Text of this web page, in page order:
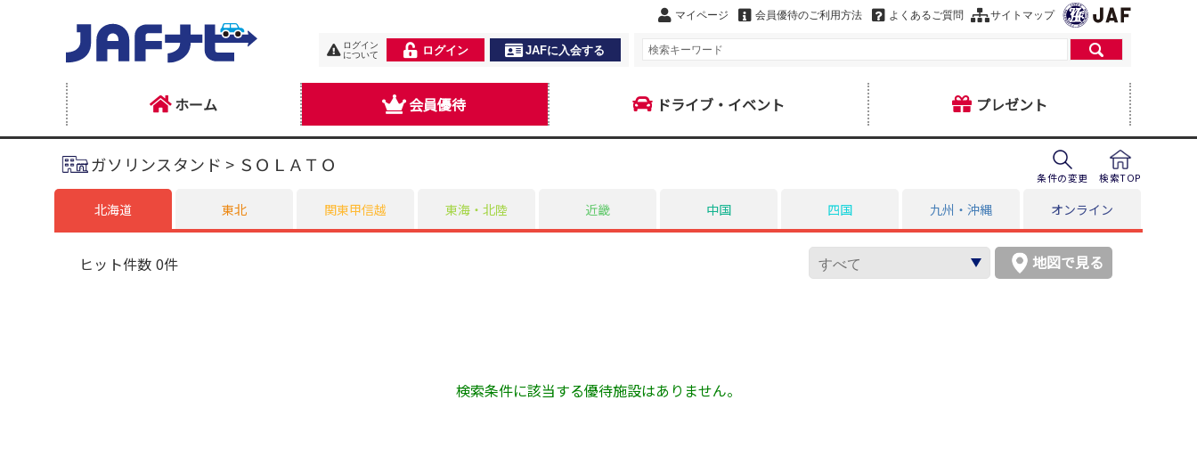
マイページ 会員優待のご利用方法 よくあるご質問 サイトマップ
ログイン
について
ログイン JAFに入会する
ホーム 会員優待 ドライブ・イベント プレゼント
ガソリンスタンド > ＳＯＬＡＴＯ
条件の変更 検索TOP
北海道 東北 関東甲信越 東海・北陸 近畿 中国 四国 九州・沖縄 オンライン
ヒット件数 0件 地図で見る
検索条件に該当する優待施設はありません。